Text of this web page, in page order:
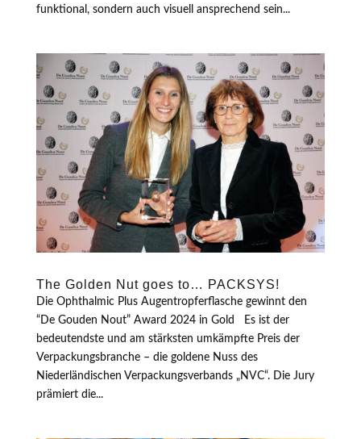
funktional, sondern auch visuell ansprechend sein...
The Golden Nut goes to… PACKSYS!
Die Ophthalmic Plus Augentropferflasche gewinnt den
“De Gouden Nout” Award 2024 in Gold Es ist der
bedeutendste und am stärksten umkämpfte Preis der
Verpackungsbranche – die goldene Nuss des
Niederländischen Verpackungsverbands „NVC“. Die Jury
prämiert die...